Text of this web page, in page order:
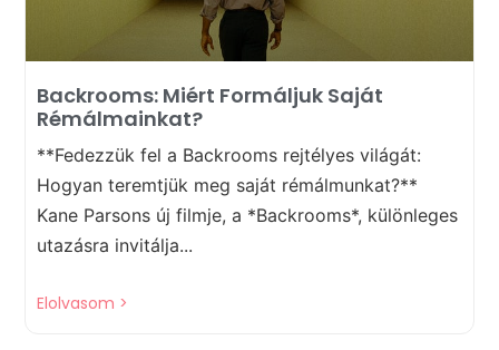
Backrooms: Miért Formáljuk Saját
Rémálmainkat?
**Fedezzük fel a Backrooms rejtélyes világát:
Hogyan teremtjük meg saját rémálmunkat?**
Kane Parsons új filmje, a *Backrooms*, különleges
utazásra invitálja...
Elolvasom >